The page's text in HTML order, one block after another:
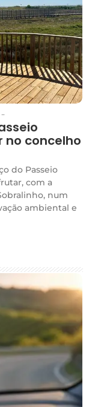
-
concelho
do Passeio
com a
num
ambiental e